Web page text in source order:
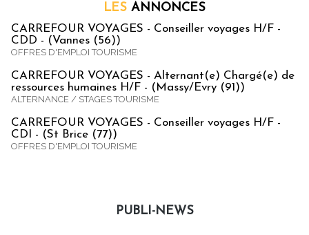
LES ANNONCES
CARREFOUR VOYAGES - Conseiller voyages H/F -
CDD - (Vannes (56))
OFFRES D'EMPLOI TOURISME
CARREFOUR VOYAGES - Alternant(e) Chargé(e) de
ressources humaines H/F - (Massy/Evry (91))
ALTERNANCE / STAGES TOURISME
CARREFOUR VOYAGES - Conseiller voyages H/F -
CDI - (St Brice (77))
OFFRES D'EMPLOI TOURISME
PUBLI-NEWS